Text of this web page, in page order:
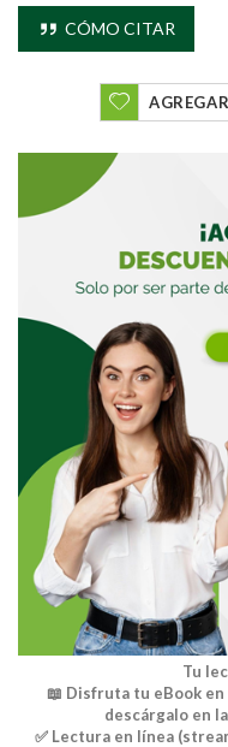
CÓMO CITAR
Tu
📖 Disfruta tu eBook
descárgalo en
✅ Lectura en línea